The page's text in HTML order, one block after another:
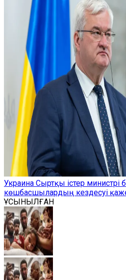
Украина Сыртқы істер министрі
көшбасшылардың кездесуі
ҰСЫНЫЛҒАН